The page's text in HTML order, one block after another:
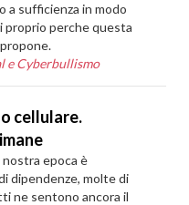
a sufficienza in modo
proprio perche questa
e Cyberbullismo
cellulare.
epoca è
dipendenze, molte di
ne sentono ancora il